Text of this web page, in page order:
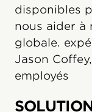
disponibles
nous aider à
globale.
Jason
employés